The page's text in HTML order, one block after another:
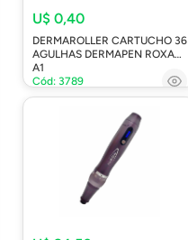
U$ 0,40
DERMAROLLER CARTUCHO 36
AGULHAS DERMAPEN ROXA
A1
Cód: 3789